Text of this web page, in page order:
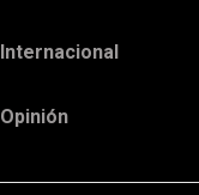
Internacional
Opinión